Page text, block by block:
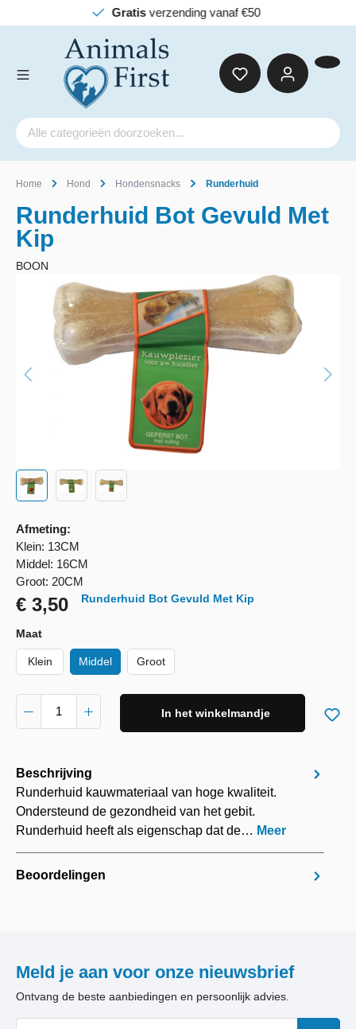
verzending vanaf €50
Home Hond Hondensnacks Runderhuid
Runderhuid Bot Gevuld Met
Kip
BOON
Afmeting:
Klein: 13CM
Middel: 16CM
Groot: 20CM
€ 3,50 Runderhuid Bot Gevuld Met Kip
Maat
Klein Middel Groot
In het winkelmandje
Beschrijving
Runderhuid kauwmateriaal van hoge kwaliteit.
Ondersteund de gezondheid van het gebit.
Runderhuid heeft als eigenschap dat de… Meer
Beoordelingen
Meld je aan voor onze nieuwsbrief
Ontvang de beste aanbiedingen en persoonlijk advies.